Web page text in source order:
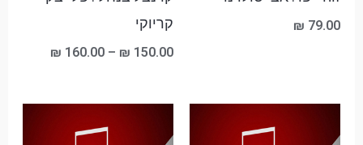
₪ 79.00
קריוקי
₪ 150.00
–
₪ 160.00